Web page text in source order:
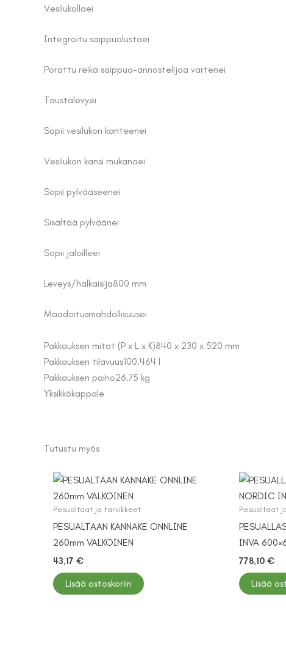
Vesilukollaei
Integroitu saippualustaei
Porattu reikä saippua-annostelijaa vartenei
Taustalevyei
Sopii vesilukon kanteenei
Vesilukon kansi mukanaei
Sopii pylvääseenei
Sisältää pylväänei
Sopii jaloilleei
Leveys/halkaisija800 mm
Maadoitusmahdollisuusei
Pakkauksen mitat (P x L x K)840 x 230 x 520 mm
Pakkauksen tilavuus100.464 l
Pakkauksen paino26.75 kg
Yksikkökappale
Tutustu myös
Pesualtaat ja tarvikkeet
PESUALTAAN KANNAKE ONNLINE
260mm VALKOINEN
43,17 €
Lisää ostoskoriin
Pesualtaat
INVA
778,10 €
Lisää